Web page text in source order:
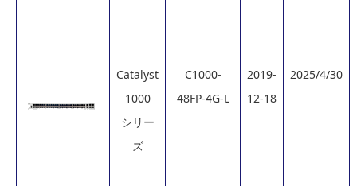
Catalyst
1000
シリー
ズ
C1000-
48FP-4G-L
2019-
12-18
2025/4/30